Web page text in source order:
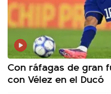
Con ráfagas de gran
con Vélez en el Ducó